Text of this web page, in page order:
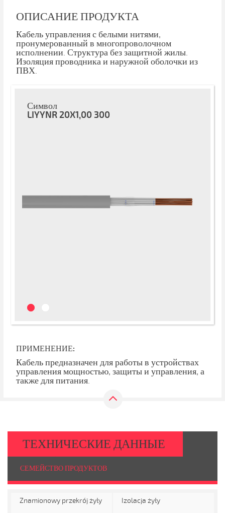
ОПИСАНИЕ ПРОДУКТА
Кабель управления с белыми нитями,
пронумерованный в многопроволочном
исполнении. Структура без защитной жилы.
Изоляция проводника и наружной оболочки из
ПВХ.
Символ
LIYYNR 20X1,00 300
ПРИМЕНЕНИЕ:
Кабель предназначен для работы в устройствах
управления мощностью, защиты и управления, а
также для питания.
ТЕХНИЧЕСКИЕ ДАННЫЕ
СЕМЕЙСТВО ПРОДУКТОВ
Znamionowy przekrój żyły Izolacja żyły